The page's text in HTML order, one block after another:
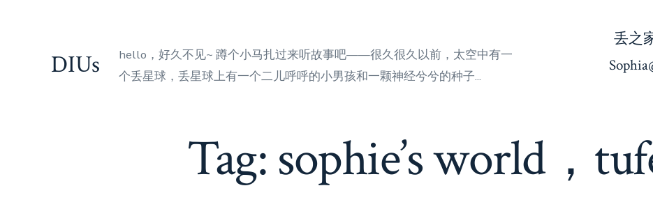
DIUs
hello，好久不见~ 蹲个小马扎过来听故事吧——很久很久以前，太空中有一
个丢星球，丢星球上有一个二儿呼呼的小男孩和一颗神经兮兮的种子...
丢之
Tag: sophie’s world，